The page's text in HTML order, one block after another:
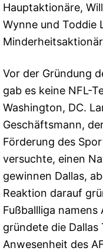
Hauptaktionäre,
Wynne und Toddie
Vor der Gründung
gab es keine NFL-
Washington, DC.
Geschäftsmann,
Förderung des
versuchte, einen
gewinnen Dallas,
Reaktion darauf
Fußballliga namens
gründete die
Anwesenheit des